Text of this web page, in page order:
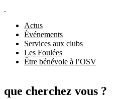
Actus
Événements
Services aux clubs
Les Foulées
Être bénévole à l’OSV
que cherchez vous ?